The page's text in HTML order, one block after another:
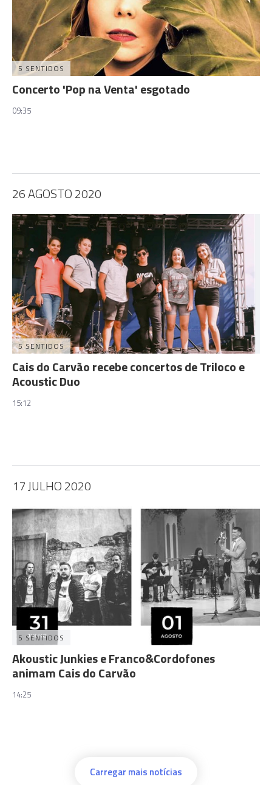
5 SENTIDOS
Concerto 'Pop na Venta' esgotado
09:35
26 AGOSTO 2020
5 SENTIDOS
Cais do Carvão recebe concertos de Triloco e
Acoustic Duo
15:12
17 JULHO 2020
5 SENTIDOS
Akoustic Junkies e Franco&Cordofones
animam Cais do Carvão
14:25
Carregar mais notícias